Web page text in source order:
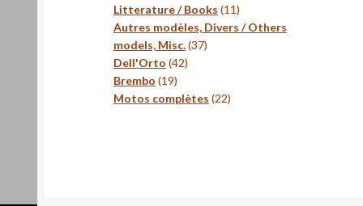
Litterature / Books 1111
produits
Autres modèles, Divers / Others
models, Misc. 3737
Dell'Orto 4242
Brembo 1919
produits
Motos complètes 2222